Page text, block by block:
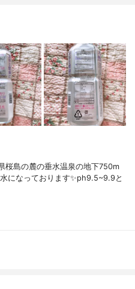
桜島の麓の垂水温泉の地下750m
になっております✨ph9.5~9.9と